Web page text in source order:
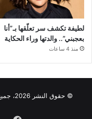
لطيفة تكشف سر تعلّقها بـ”أنا
بعجبني”.. والدتها وراء الحكاية
منذ 4 ساعات
© حقوق النشر 2026، جميع الحقوق محفوظة |